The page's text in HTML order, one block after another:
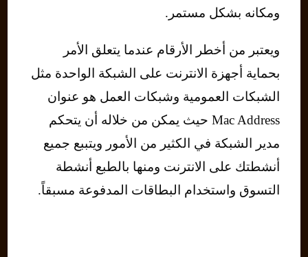
ومكانه بشكل مستمر.
ويعتبر من أخطر الأرقام عندما يتعلق الأمر
بحماية أجهزة الانترنت على الشبكة الواحدة مثل
الشبكات العمومية وشبكات العمل هو عنوان
Mac Address حيث يمكن من خلاله أن يتحكم
مدير الشبكة في الكثير من الأمور ويتببع جميع
أنشطتك على الانترنت ومنها بالطبع أنشطة
التسوق واستخدام البطاقات المدفوعة مسبقاً.